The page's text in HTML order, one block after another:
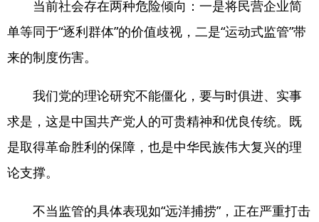
当前社会存在两种危险倾向：一是将民营企业简
单等同于“逐利群体”的价值歧视，二是“运动式监管”带
来的制度伤害。
我们党的理论研究不能僵化，要与时俱进、实事
求是，这是中国共产党人的可贵精神和优良传统。既
是取得革命胜利的保障，也是中华民族伟大复兴的理
论支撑。
不当监管的具体表现如“远洋捕捞”，正在严重打击